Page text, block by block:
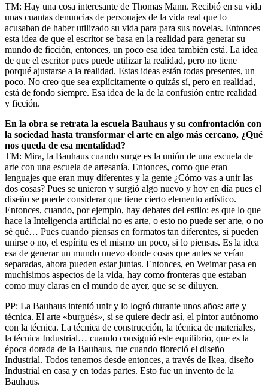
TM: Hay una cosa interesante de Thomas Mann. Recibió en su vida
unas cuantas denuncias de personajes de la vida real que lo
acusaban de haber utilizado su vida para para sus novelas. Entonces
esta idea de que el escritor se basa en la realidad para generar su
mundo de ficción, entonces, un poco esa idea también está. La idea
de que el escritor pues puede utilizar la realidad, pero no tiene
porqué ajustarse a la realidad. Estas ideas están todas presentes, un
poco. No creo que sea explícitamente o quizás sí, pero en realidad,
está de fondo siempre. Esa idea de la de la confusión entre realidad
y ficción.
En la obra se retrata la escuela Bauhaus y su confrontación con
la sociedad hasta transformar el arte en algo más cercano, ¿Qué
nos queda de esa mentalidad?
TM: Mira, la Bauhaus cuando surge es la unión de una escuela de
arte con una escuela de artesanía. Entonces, como que eran
lenguajes que eran muy diferentes y la gente ¿Cómo vas a unir las
dos cosas? Pues se unieron y surgió algo nuevo y hoy en día pues el
diseño se puede considerar que tiene cierto elemento artístico.
Entonces, cuando, por ejemplo, hay debates del estilo: es que lo que
hace la Inteligencia artificial no es arte, o esto no puede ser arte, o no
sé qué… Pues cuando piensas en formatos tan diferentes, si pueden
unirse o no, el espíritu es el mismo un poco, si lo piensas. Es la idea
esa de generar un mundo nuevo donde cosas que antes se veían
separadas, ahora pueden estar juntas. Entonces, en Weimar pasa en
muchísimos aspectos de la vida, hay como fronteras que estaban
como muy claras en el mundo de ayer, que se se diluyen.
PP: La Bauhaus intentó unir y lo logró durante unos años: arte y
técnica. El arte «burgués», si se quiere decir así, el pintor autónomo
con la técnica. La técnica de construcción, la técnica de materiales,
la técnica Industrial… cuando consiguió este equilibrio, que es la
época dorada de la Bauhaus, fue cuando floreció el diseño
Industrial. Todos tenemos desde entonces, a través de Ikea, diseño
Industrial en casa y en todas partes. Esto fue un invento de la
Bauhaus.